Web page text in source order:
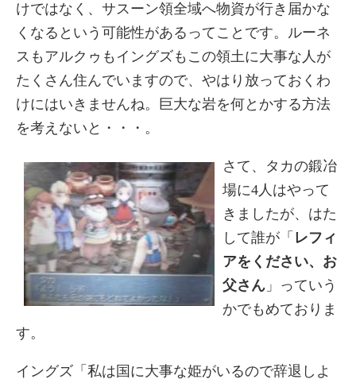
けではなく、サスーン領全域へ物資が行き届かな
くなるという可能性があるってことです。ルーネ
スもアルクゥもイングズもこの領土に大事な人が
たくさん住んでいますので、やはり放っておくわ
けにはいきませんね。巨大な岩を何とかする方法
を考えないと・・・。
さて、タカの鍛冶
場に4人はやって
きましたが、はた
して誰が「 レフィ
アをください、お
父さん 」っていう
かでもめておりま
す。
イングズ「私は国に大事な姫がいるので辞退しよ